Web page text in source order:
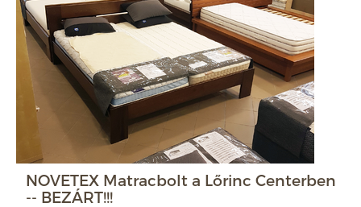
NOVETEX Matracbolt a Lőrinc Centerben
-- BEZÁRT!!!